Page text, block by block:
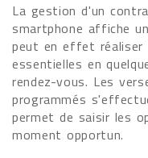
La gestion d'un
smartphone affiche
peut en effet réaliser
essentielles en
rendez-vous. Les
programmés
permet de saisir les
moment opportun.